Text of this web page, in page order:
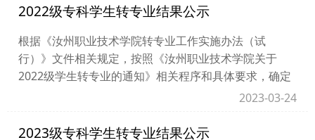
2022级专科学生转专业结果公示
根据《汝州职业技术学院转专业工作实施办法（试
行）》文件相关规定，按照《汝州职业技术学院关于
2022级学生转专业的通知》相关程序和具体要求，确定
了转专业学生名单。现将拟通过学生名单予以公示。公
2023-03-24
2023级专科学生转专业结果公示